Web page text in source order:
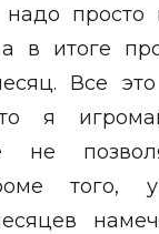
надо просто
а в итоге
Все
я
не
того,